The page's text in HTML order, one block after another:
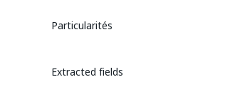
Particularités
Extracted fields